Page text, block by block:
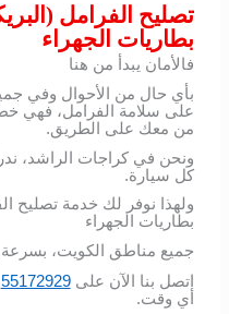
تصليح الفرامل
بطاريات الجهراء
فالأمان يبدأ من هنا
بأي حال من الأحوال وفي
على سلامة الفرامل، فهي
من معك على الطريق.
ونحن في كراجات الراشد،
كل سيارة.
ولهذا نوفر لك خدمة تصليح
بطاريات الجهراء
جميع مناطق الكويت، بسرعة
اتصل بنا الآن على 55172929
أي وقت.